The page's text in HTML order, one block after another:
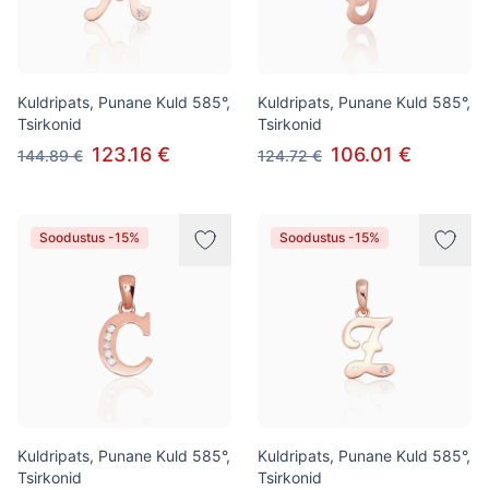
Kuldripats, Punane Kuld 585°,
Tsirkonid
144.89 € 123.16 €
Kuldripats, Punane Kuld 585°,
Tsirkonid
124.72 € 106.01 €
Soodustus -15%
Kuldripats, Punane Kuld 585°,
Tsirkonid
Soodustus -15%
Kuldripats, Punane Kuld 585°,
Tsirkonid